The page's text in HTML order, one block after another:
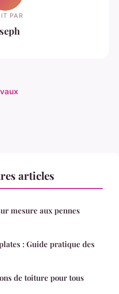
PAR
articles
mesure aux pennes
: Guide pratique des
de toiture pour tous